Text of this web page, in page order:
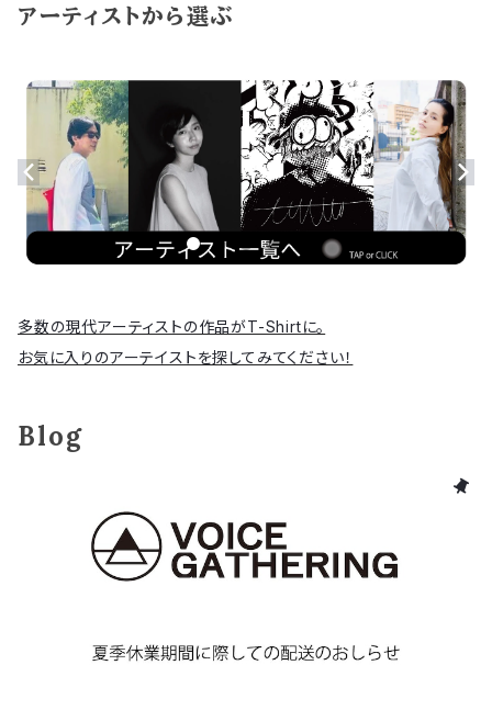
アーティストから選ぶ
多数の現代アーティストの作品がT-Shirtに。
お気に入りのアーテイストを探してみてください！
Blog